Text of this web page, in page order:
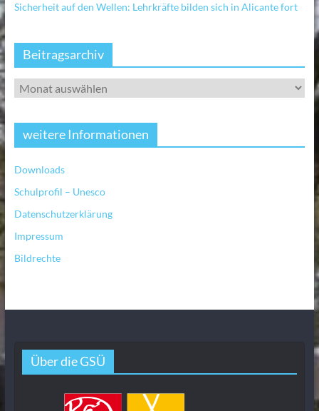
Sicherheit auf den Wellen: Lehrkräfte bilden sich in Alicante fort
Beitragsarchiv
weitere Informationen
Downloads
Schulprofil – Unesco
Datenschutzerklärung
Impressum
Bildrechte
Über die GSÜ